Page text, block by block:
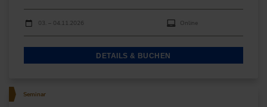
Durchführungen
Veranstaltungsdatum
03. – 04.11.2026 Online
DETAILS & BUCHEN
Seminar